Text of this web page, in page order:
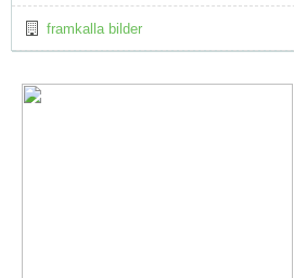
framkalla bilder